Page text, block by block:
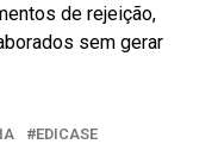
de rejeição,
sem gerar
EDICASE